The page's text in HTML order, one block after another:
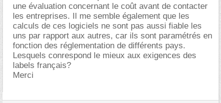
une évaluation concernant le coût avant de contacter
les entreprises. Il me semble également que les
calculs de ces logiciels ne sont pas aussi fiable les
uns par rapport aux autres, car ils sont paramétrés en
fonction des réglementation de différents pays.
Lesquels conrespond le mieux aux exigences des
labels français?
Merci